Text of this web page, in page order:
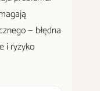
— błędna
i ryzyko